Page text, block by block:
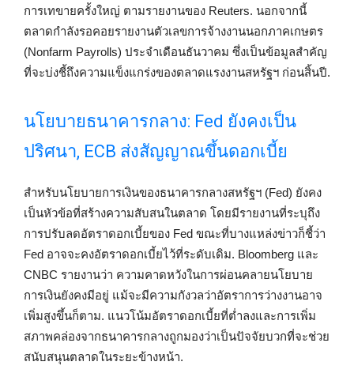
การเทขายครั้งใหญ่ ตามรายงานของ Reuters. นอกจากนี้
ตลาดกำลังรอคอยรายงานตัวเลขการจ้างงานนอกภาคเกษตร
(Nonfarm Payrolls) ประจำเดือนธันวาคม ซึ่งเป็นข้อมูลสำคัญ
ที่จะบ่งชี้ถึงความแข็งแกร่งของตลาดแรงงานสหรัฐฯ ก่อนสิ้นปี.
นโยบายธนาคารกลาง: Fed ยังคงเป็น
ปริศนา, ECB ส่งสัญญาณขึ้นดอกเบี้ย
สำหรับนโยบายการเงินของธนาคารกลางสหรัฐฯ (Fed) ยังคง
เป็นหัวข้อที่สร้างความสับสนในตลาด โดยมีรายงานที่ระบุถึง
การปรับลดอัตราดอกเบี้ยของ Fed ขณะที่บางแหล่งข่าวก็ชี้ว่า
Fed อาจจะคงอัตราดอกเบี้ยไว้ที่ระดับเดิม. Bloomberg และ
CNBC รายงานว่า ความคาดหวังในการผ่อนคลายนโยบาย
การเงินยังคงมีอยู่ แม้จะมีความกังวลว่าอัตราการว่างงานอาจ
เพิ่มสูงขึ้นก็ตาม. แนวโน้มอัตราดอกเบี้ยที่ต่ำลงและการเพิ่ม
สภาพคล่องจากธนาคารกลางถูกมองว่าเป็นปัจจัยบวกที่จะช่วย
สนับสนุนตลาดในระยะข้างหน้า.